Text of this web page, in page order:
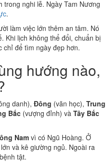
nghi lễ. Ngày Tam Nương
.
làm việc lớn thêm an tâm. Nó
Khi lịch không thể đổi, chuẩn bị
chỉ để tìm ngày đẹp hơn.
hướng nào,
danh), Đông (văn học), Trung
Bắc (vượng đỉnh) và Tây Bắc
Nam vì có Ngũ Hoàng. Ở
và kê giường ngủ. Ngoài ra
tật.